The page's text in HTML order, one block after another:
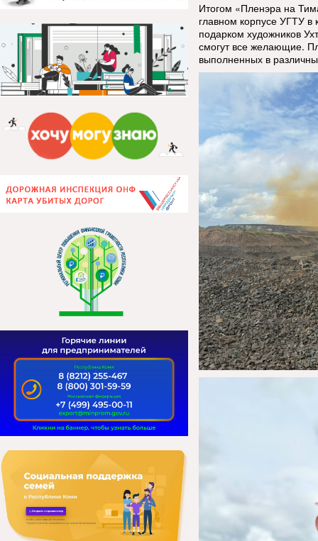
Итогом «Пленэра на
главном корпусе УГТУ в
подарком художников
смогут все желающие.
выполненных в